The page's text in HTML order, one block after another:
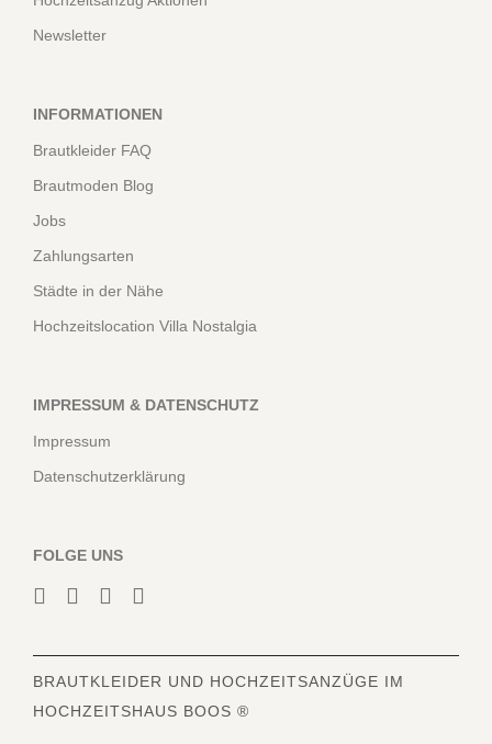
Newsletter
INFORMATIONEN
Brautkleider FAQ
Brautmoden Blog
Jobs
Zahlungsarten
Städte in der Nähe
Hochzeitslocation Villa Nostalgia
IMPRESSUM & DATENSCHUTZ
Impressum
Datenschutzerklärung
FOLGE UNS
BRAUTKLEIDER UND HOCHZEITSANZÜGE IM
HOCHZEITSHAUS BOOS ®